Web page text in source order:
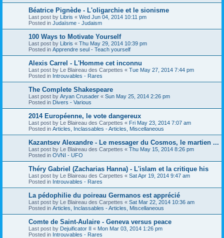
Béatrice Pignède - L'oligarchie et le sionisme
Last post by Libris « Wed Jun 04, 2014 10:11 pm
Posted in Judaïsme - Judaism
100 Ways to Motivate Yourself
Last post by Libris « Thu May 29, 2014 10:39 pm
Posted in Apprendre seul - Teach yourself
Alexis Carrel - L'Homme cet inconnu
Last post by Le Blaireau des Carpettes « Tue May 27, 2014 7:44 pm
Posted in Introuvables - Rares
The Complete Shakespeare
Last post by Aryan Crusader « Sun May 25, 2014 2:26 pm
Posted in Divers - Various
2014 Européenne, le vote dangereux
Last post by Le Blaireau des Carpettes « Fri May 23, 2014 7:07 am
Posted in Articles, Inclassables - Articles, Miscellaneous
Kazantsev Alexandre - Le messager du Cosmos, le martien ...
Last post by Le Blaireau des Carpettes « Thu May 15, 2014 8:26 pm
Posted in OVNI - UFO
Théry Gabriel (Zacharias Hanna) - L'islam et la critique his
Last post by Le Blaireau des Carpettes « Sat Apr 19, 2014 9:47 am
Posted in Introuvables - Rares
La pédophilie du poireau Germanos est apprécié
Last post by Le Blaireau des Carpettes « Sat Mar 22, 2014 10:36 am
Posted in Articles, Inclassables - Articles, Miscellaneous
Comte de Saint-Aulaire - Geneva versus peace
Last post by Dejuificator II « Mon Mar 03, 2014 1:26 pm
Posted in Introuvables - Rares